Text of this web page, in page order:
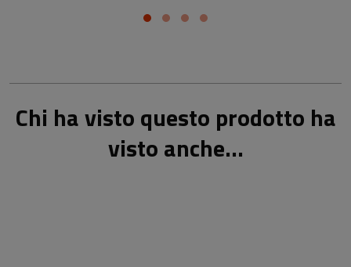
Chi ha visto questo prodotto ha
visto anche...